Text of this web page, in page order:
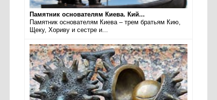
Памятник основателям Киева. Кий...
Памятник основателям Киева – трем братьям Кию,
Щеку, Хориву и сестре и...